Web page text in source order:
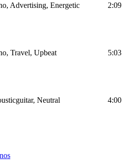
Advertising, Energetic 2:09
Travel, Upbeat 5:03
Neutral 4:00